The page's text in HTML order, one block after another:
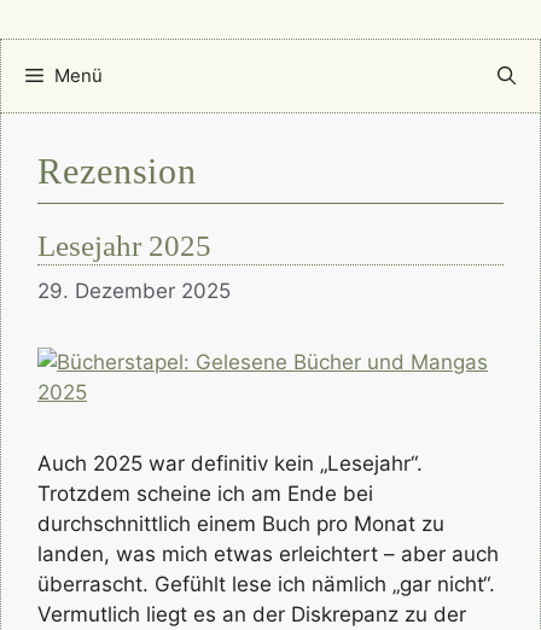
Menü
Rezension
Lesejahr 2025
29. Dezember 2025
Auch 2025 war definitiv kein „Lesejahr“.
Trotzdem scheine ich am Ende bei
durchschnittlich einem Buch pro Monat zu
landen, was mich etwas erleichtert – aber auch
überrascht. Gefühlt lese ich nämlich „gar nicht“.
Vermutlich liegt es an der Diskrepanz zu der